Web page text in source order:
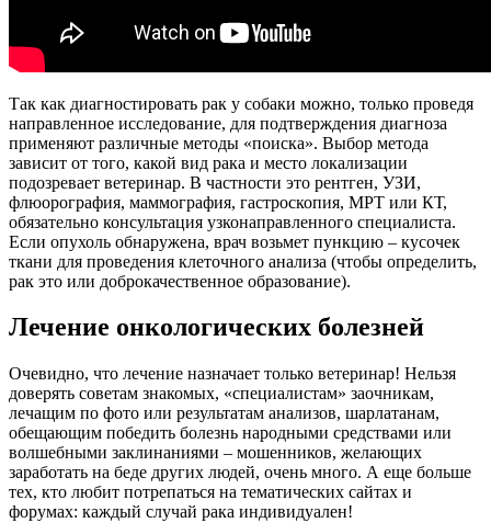
Так как диагностировать рак у собаки можно, только проведя
направленное исследование, для подтверждения диагноза
применяют различные методы «поиска». Выбор метода
зависит от того, какой вид рака и место локализации
подозревает ветеринар. В частности это рентген, УЗИ,
флюорография, маммография, гастроскопия, МРТ или КТ,
обязательно консультация узконаправленного специалиста.
Если опухоль обнаружена, врач возьмет пункцию – кусочек
ткани для проведения клеточного анализа (чтобы определить,
рак это или доброкачественное образование).
Лечение онкологических болезней
Очевидно, что лечение назначает только ветеринар! Нельзя
доверять советам знакомых, «специалистам» заочникам,
лечащим по фото или результатам анализов, шарлатанам,
обещающим победить болезнь народными средствами или
волшебными заклинаниями – мошенников, желающих
заработать на беде других людей, очень много. А еще больше
тех, кто любит потрепаться на тематических сайтах и
форумах: каждый случай рака индивидуален!